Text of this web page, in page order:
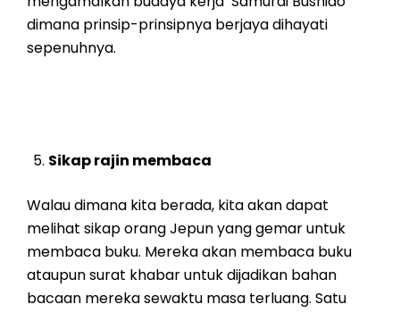
dimana prinsip-prinsipnya berjaya dihayati
sepenuhnya.
Sikap rajin membaca
Walau dimana kita berada, kita akan dapat
melihat sikap orang Jepun yang gemar untuk
membaca buku. Mereka akan membaca buku
ataupun surat khabar untuk dijadikan bahan
bacaan mereka sewaktu masa terluang. Satu